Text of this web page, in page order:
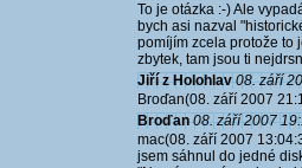
To je otázka :-) Ale
bych asi nazval
pomíjím zcela protože to
zbytek, tam jsou ti
Jiří z Holohlav 08. září
Broďan(08. září 2007
Broďan 08. září 2007
mac(08. září 2007
jsem sáhnul do jedné